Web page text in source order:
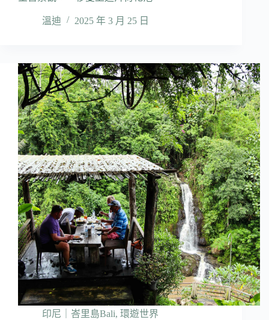
溫迪 2025 年 3 月 25 日
印尼｜峇里島Bali, 環遊世界